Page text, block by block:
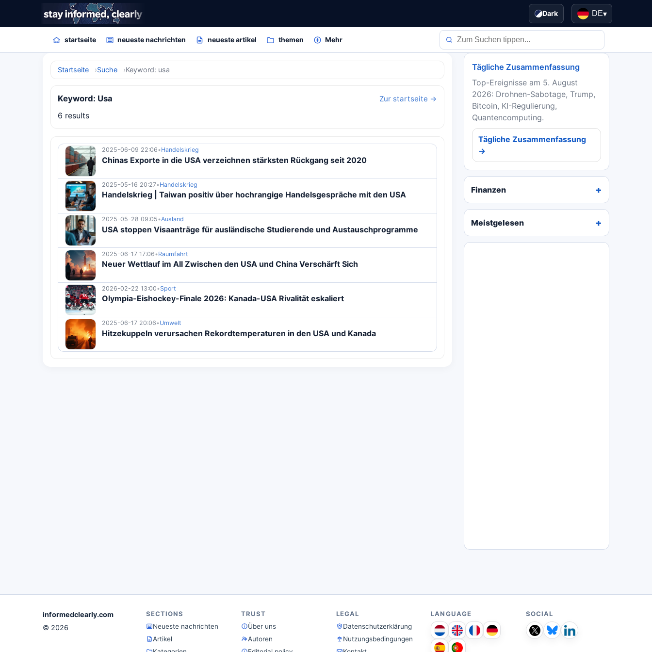
Dark DE▾
startseite neueste nachrichten neueste artikel themen Mehr
Startseite Suche Keyword: usa
Keyword: Usa Zur startseite →
6 results
2025-06-09 22:06•Handelskrieg
Chinas Exporte in die USA verzeichnen stärksten Rückgang seit 2020
2025-05-16 20:27•Handelskrieg
Handelskrieg | Taiwan positiv über hochrangige Handelsgespräche mit den USA
2025-05-28 09:05•Ausland
USA stoppen Visaanträge für ausländische Studierende und Austauschprogramme
2025-06-17 17:06•Raumfahrt
Neuer Wettlauf im All Zwischen den USA und China Verschärft Sich
2026-02-22 13:00•Sport
Olympia-Eishockey-Finale 2026: Kanada-USA Rivalität eskaliert
2025-06-17 20:06•Umwelt
Hitzekuppeln verursachen Rekordtemperaturen in den USA und Kanada
Tägliche Zusammenfassung
Top-Ereignisse am 5. August
2026: Drohnen-Sabotage, Trump,
Bitcoin, KI-Regulierung,
Quantencomputing.
Tägliche Zusammenfassung
→
Finanzen
Meistgelesen
informedclearly.com
© 2026
SECTIONS
Neueste nachrichten
Artikel
TRUST
Über uns
Autoren
LEGAL
Datenschutzerklärung
Nutzungsbedingungen
LANGUAGE SOCIAL